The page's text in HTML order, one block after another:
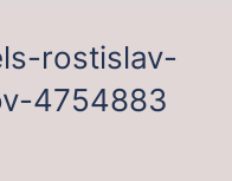
rostislav-
4754883